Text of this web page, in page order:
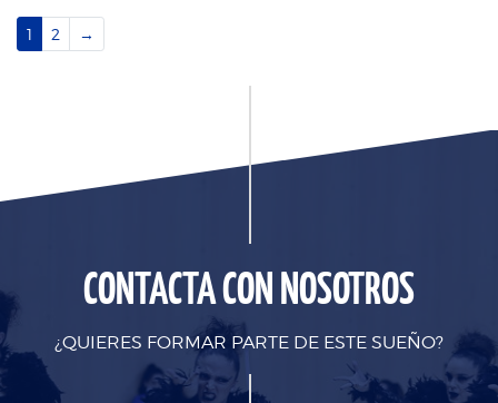
1 2 →
CONTACTA CON NOSOTROS
¿QUIERES FORMAR PARTE DE ESTE SUEÑO?